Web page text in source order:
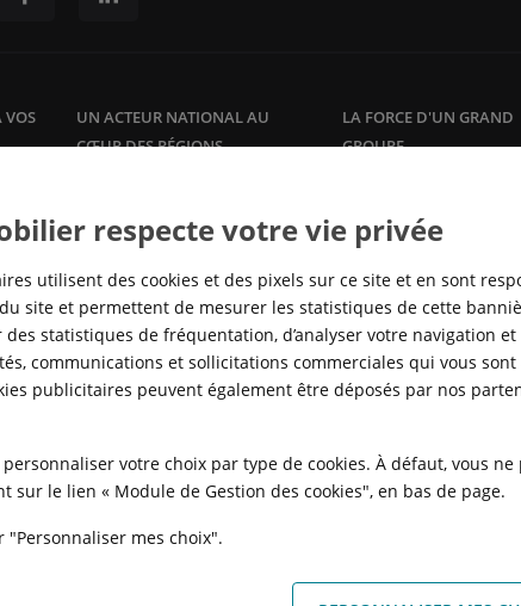
VOS
des
UN ACTEUR NATIONAL AU
CŒUR DES RÉGIONS
agglomérations, en adéquation
avec la réalité des marchés locaux
pour répondre à tous les besoins
en logement, de partout en
France.
LA FORCE D'UN GRAND
GROUPE
bénéficie de la solidité et de
l'ancrage territorial d'un des
leaders de la
banque
de
en Europe.
MODULE DE GESTION DES COOKIES HONORAIRES
respecte votre vie privée
utilisent des cookies et des pixels sur ce site et en sont
site et permettent de mesurer les statistiques de cette
statistiques de fréquentation, d’analyser votre navigation et
communications et sollicitations commerciales qui vous sont
publicitaires peuvent également être déposés par nos
votre choix par type de cookies. À défaut, vous
le lien « Module de Gestion des cookies", en bas de page.
mes choix".